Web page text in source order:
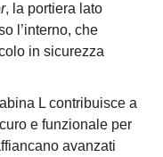
, la portiera lato
l’interno, che
in sicurezza
L contribuisce a
e funzionale per
avanzati